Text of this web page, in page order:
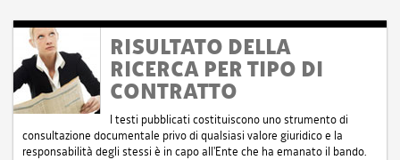
RISULTATO DELLA
RICERCA PER TIPO DI
CONTRATTO
I testi pubblicati costituiscono uno strumento di
consultazione documentale privo di qualsiasi valore giuridico e la
responsabilità degli stessi è in capo all'Ente che ha emanato il bando.